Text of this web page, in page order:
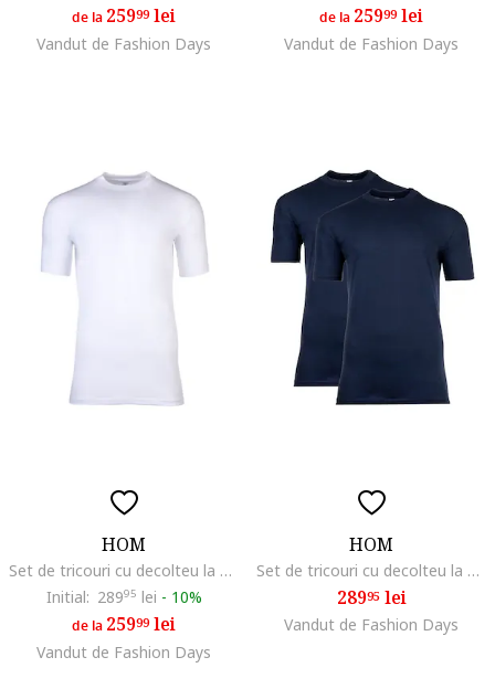
de la 25999lei
Vandut de Fashion Days
de la 25999lei
Vandut de Fashion Days
HOM
Set de tricouri cu decolteu la baza gatului - 2 piese, Alb/Albastru
Initial: 28995 lei - 10%
de la 25999lei
Vandut de Fashion Days
HOM
Set de tricouri cu decolteu la baza gatului - 2 piese, Albastru
28995lei
Vandut de Fashion Days